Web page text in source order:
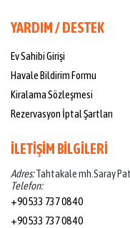
YARDIM / DESTEK
Ev Sahibi Girişi
Havale Bildirim Formu
Kiralama Sözleşmesi
Rezervasyon İptal Şartları
İLETİŞİM BİLGİLERİ
Adres:Tahtakale mh.Saray
Telefon:
+90 533 737 08 40
+90 533 737 08 40